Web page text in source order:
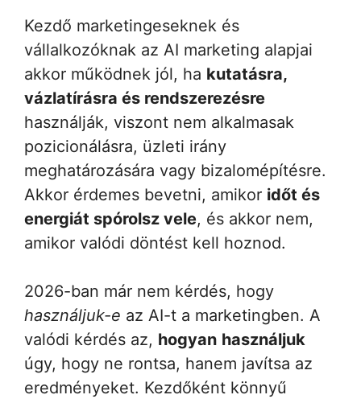
Kezdő marketingeseknek és
vállalkozóknak az AI marketing alapjai
akkor működnek jól, ha kutatásra,
vázlatírásra és rendszerezésre
használják, viszont nem alkalmasak
pozicionálásra, üzleti irány
meghatározására vagy bizalomépítésre.
Akkor érdemes bevetni, amikor időt és
energiát spórolsz vele, és akkor nem,
amikor valódi döntést kell hoznod.
2026-ban már nem kérdés, hogy
használjuk-e az AI-t a marketingben. A
valódi kérdés az, hogyan használjuk
úgy, hogy ne rontsa, hanem javítsa az
eredményeket. Kezdőként könnyű